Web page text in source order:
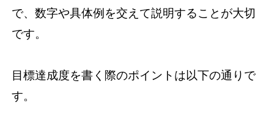
で、数字や具体例を交えて説明することが大切
です。
目標達成度を書く際のポイントは以下の通りで
す。